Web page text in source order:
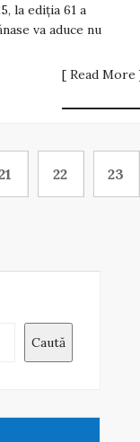
la ediția 61 a
va aduce nu
[ Read More
22 23
Caută